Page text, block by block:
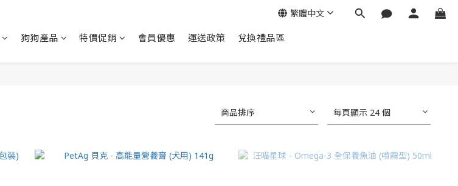
狗狗產品 特價促銷 會員優惠 運送政策 兌換禮品區
繁體中文
商品排序 每頁顯示 24 個